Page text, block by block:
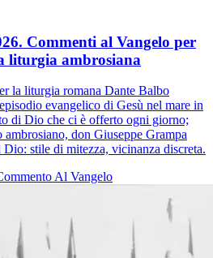
Commenti al Vangelo per
liturgia ambrosiana
la liturgia romana Dante Balbo
evangelico di Gesù nel mare in
di Dio che ci è offerto ogni giorno;
don Giuseppe Grampa
stile di mitezza, vicinanza discreta.
Al Vangelo